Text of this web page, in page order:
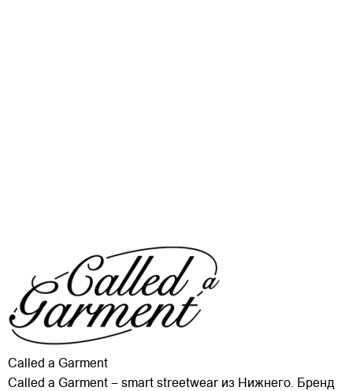
Called a Garment
Called a Garment – smart streetwear из Нижнего. Бренд